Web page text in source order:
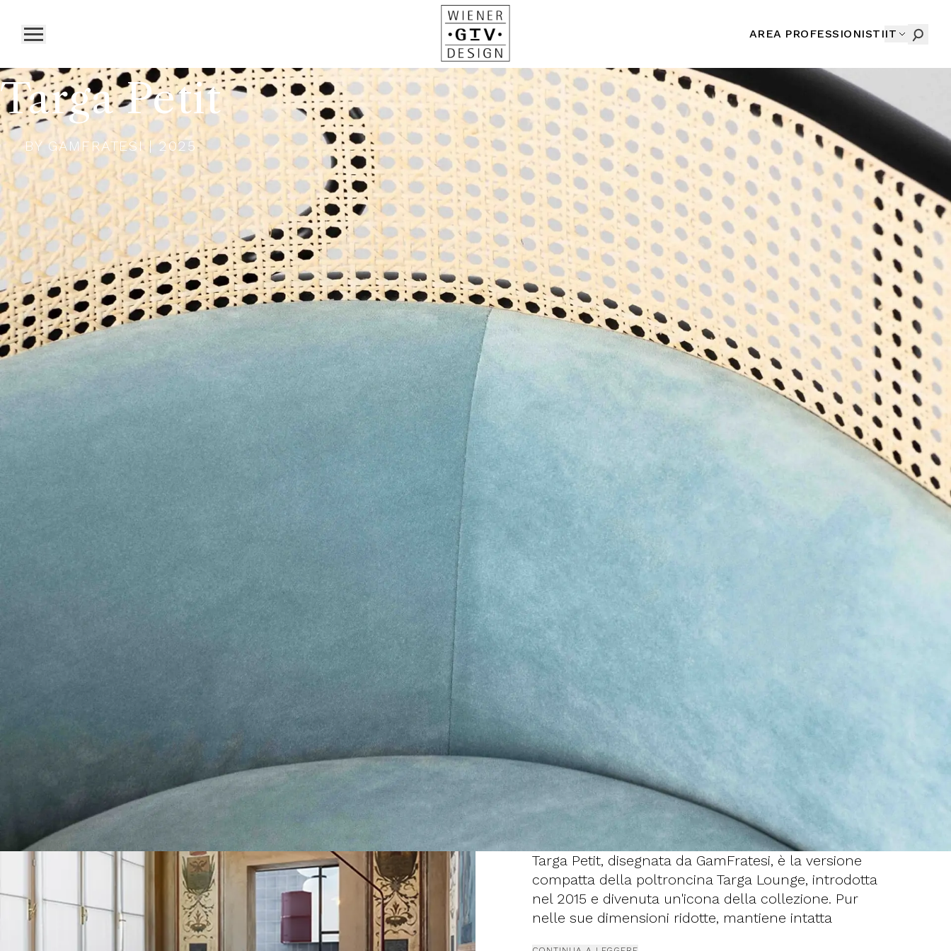
AREA PROFESSIONISTIIT
Targa Petit
BYGAMFRATESI| 2025
Targa Petit, disegnata da GamFratesi, è la versione
compatta della poltroncina Targa Lounge, introdotta
nel 2015 e divenuta un'icona della collezione. Pur
nelle sue dimensioni ridotte, mantiene intatta